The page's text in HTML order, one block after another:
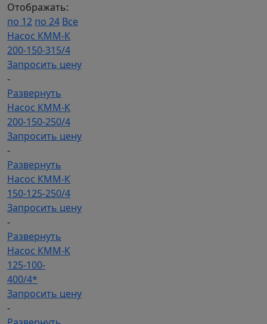
Отображать:
по 12 по 24 Все
Насос КММ-К
200-150-315/4
Запросить цену
-
Развернуть
Насос КММ-К
200-150-250/4
Запросить цену
-
Развернуть
Насос КММ-К
150-125-250/4
Запросить цену
-
Развернуть
Насос КММ-К
125-100-
400/4*
Запросить цену
-